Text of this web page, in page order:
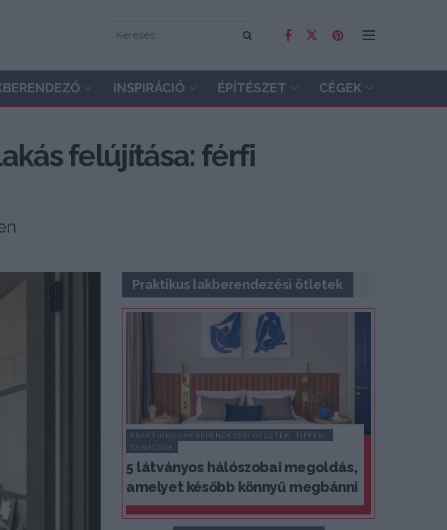
INSPIRÁCIÓ ÉPÍTÉSZET CÉGEK
felújítása: férfi
Praktikus lakberendezési ötletek
PRAKTIKUS LAKBERENDEZÉSI ÖTLETEK, TIPPEK,
TANÁCSOK
5 látványos hálószobai megoldás,
amelyet később könnyű megbánni